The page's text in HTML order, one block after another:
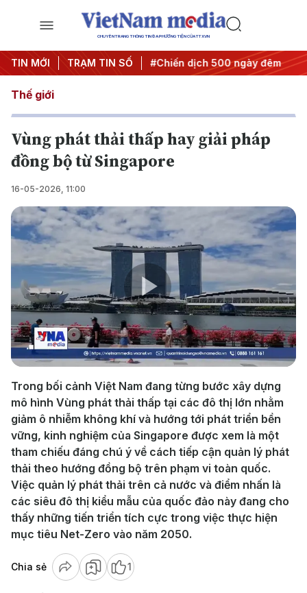
CHUYÊN TRANG THÔNG TIN ĐA PHƯƠNG TIỆN CỦA TTXVN
TIN MỚI TRẠM TIN SỐ
quyết thành hành động #Chiến dịch 500 ngày đêm
Thế giới
Vùng phát thải thấp hay giải pháp
đồng bộ từ Singapore
16-05-2026, 11:00
Play
Video
Trong bối cảnh Việt Nam đang từng bước xây dựng
mô hình Vùng phát thải thấp tại các đô thị lớn nhằm
giảm ô nhiễm không khí và hướng tới phát triển bền
vững, kinh nghiệm của Singapore được xem là một
tham chiếu đáng chú ý về cách tiếp cận quản lý phát
thải theo hướng đồng bộ trên phạm vi toàn quốc.
Việc quản lý phát thải trên cả nước và điểm nhấn là
các siêu đô thị kiểu mẫu của quốc đảo này đang cho
thấy những tiến triển tích cực trong việc thực hiện
mục tiêu Net-Zero vào năm 2050.
Chia sẻ 1